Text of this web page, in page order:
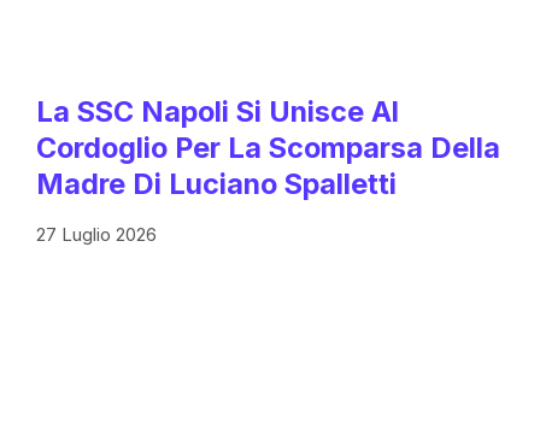
La SSC Napoli Si Unisce Al
Cordoglio Per La Scomparsa Della
Madre Di Luciano Spalletti
27 Luglio 2026